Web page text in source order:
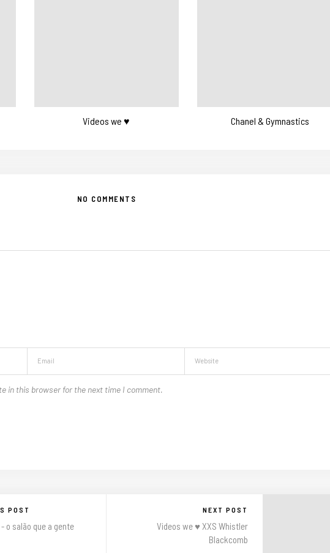
Videos we ♥ Chanel & Gymnastics
NO COMMENTS
in this browser for the next time I comment.
POST
o salão que a gente
NEXT POST
Videos we ♥ XXS Whistler
Blackcomb